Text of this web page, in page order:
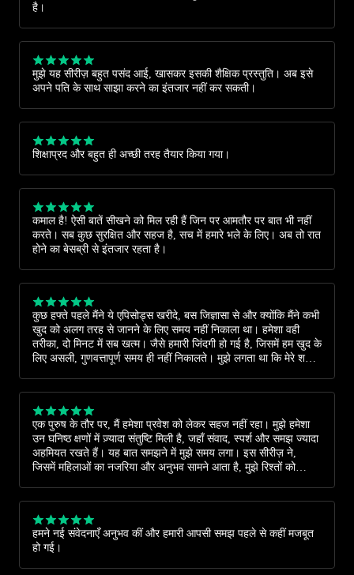
है।
मुझे यह सीरीज़ बहुत पसंद आई, खासकर इसकी शैक्षिक प्रस्तुति। अब इसे
अपने पति के साथ साझा करने का इंतजार नहीं कर सकती।
शिक्षाप्रद और बहुत ही अच्छी तरह तैयार किया गया।
कमाल है! ऐसी बातें सीखने को मिल रही हैं जिन पर आमतौर पर बात भी नहीं
करते। सब कुछ सुरक्षित और सहज है, सच में हमारे भले के लिए। अब तो रात
होने का बेसब्री से इंतजार रहता है।
कुछ हफ्ते पहले मैंने ये एपिसोड्स खरीदे, बस जिज्ञासा से और क्योंकि मैंने कभी
खुद को अलग तरह से जानने के लिए समय नहीं निकाला था। हमेशा वही
तरीका, दो मिनट में सब खत्म। जैसे हमारी जिंदगी हो गई है, जिसमें हम खुद के
लिए असली, गुणवत्तापूर्ण समय ही नहीं निकालते। मुझे लगता था कि मेरे शरीर
को सही मायने में जानना भूल जाते हैं। इन शानदार वीडियोज़ और हमें आत्म-
ख्याल रखने की याद दिलाने के लिए धन्यवाद।
एक पुरुष के तौर पर, मैं हमेशा प्रवेश को लेकर सहज नहीं रहा। मुझे हमेशा
उन घनिष्ठ क्षणों में ज़्यादा संतुष्टि मिली है, जहाँ संवाद, स्पर्श और समझ ज्यादा
अहमियत रखते हैं। यह बात समझने में मुझे समय लगा। इस सीरीज़ ने,
जिसमें महिलाओं का नजरिया और अनुभव सामने आता है, मुझे रिश्तों को
हमने नई संवेदनाएँ अनुभव कीं और हमारी आपसी समझ पहले से कहीं मजबूत
हो गई।